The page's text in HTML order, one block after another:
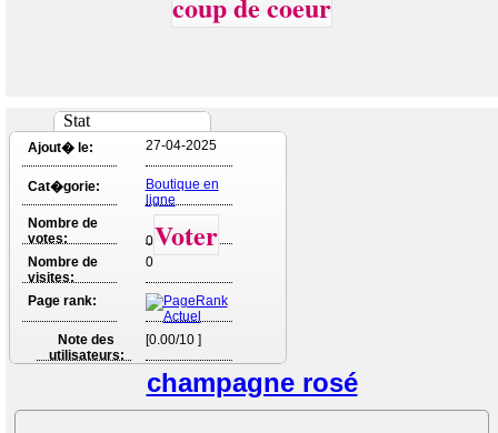
Stat
Ajout� le: 27-04-2025
Cat�gorie:
Boutique en
ligne
Nombre de
votes:
0Voter
Nombre de
visites:
0
Page rank:
Note des
utilisateurs:
[0.00/10 ]
champagne rosé